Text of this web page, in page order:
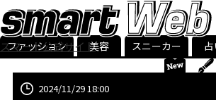
スマート公式サイト
ファッション 美容 スニーカー
2024/11/29 18:00